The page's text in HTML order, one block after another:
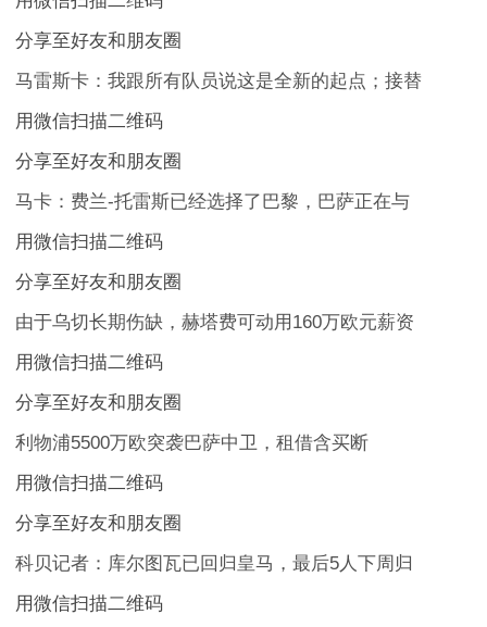
分享至好友和朋友圈
马雷斯卡：我跟所有队员说这是全新的起点；接替
用微信扫描二维码
分享至好友和朋友圈
马卡：费兰-托雷斯已经选择了巴黎，巴萨正在与
用微信扫描二维码
分享至好友和朋友圈
由于乌切长期伤缺，赫塔费可动用160万欧元薪资
用微信扫描二维码
分享至好友和朋友圈
利物浦5500万欧突袭巴萨中卫，租借含买断
用微信扫描二维码
分享至好友和朋友圈
科贝记者：库尔图瓦已回归皇马，最后5人下周归
用微信扫描二维码